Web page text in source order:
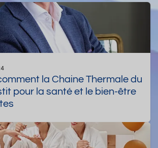
la Chaine Thermale du
pour la santé et le bien-être